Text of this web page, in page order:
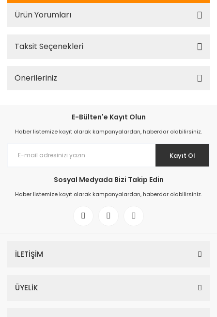
Ürün Yorumları
Taksit Seçenekleri
Önerileriniz
E-Bülten'e Kayıt Olun
Haber listemize kayıt olarak kampanyalardan, haberdar olabilirsiniz.
Kayıt Ol
Sosyal Medyada Bizi Takip Edin
Haber listemize kayıt olarak kampanyalardan, haberdar olabilirsiniz.
İLETİŞİM
ÜYELİK